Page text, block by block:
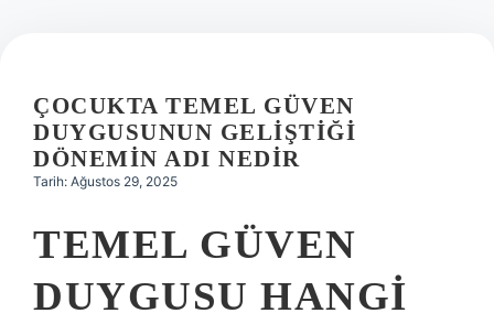
Hakkımızda
ÇOCUKTA TEMEL GÜVEN
DUYGUSUNUN GELIŞTIĞI
DÖNEMIN ADI NEDIR
Tarih: Ağustos 29, 2025
TEMEL GÜVEN
DUYGUSU HANGI